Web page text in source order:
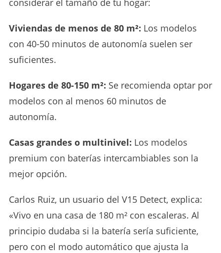
Viviendas de menos de 80 m²: Los modelos
con 40-50 minutos de autonomía suelen ser
suficientes.
Hogares de 80-150 m²: Se recomienda optar por
modelos con al menos 60 minutos de
autonomía.
Casas grandes o multinivel: Los modelos
premium con baterías intercambiables son la
mejor opción.
Carlos Ruiz, un usuario del V15 Detect, explica:
«Vivo en una casa de 180 m² con escaleras. Al
principio dudaba si la batería sería suficiente,
pero con el modo automático que ajusta la